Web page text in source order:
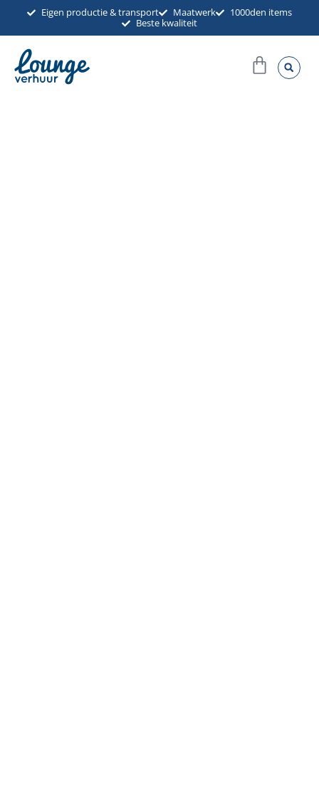
inhoud
Eigen productie & transport Maatwerk
1000den items
Beste kwaliteit